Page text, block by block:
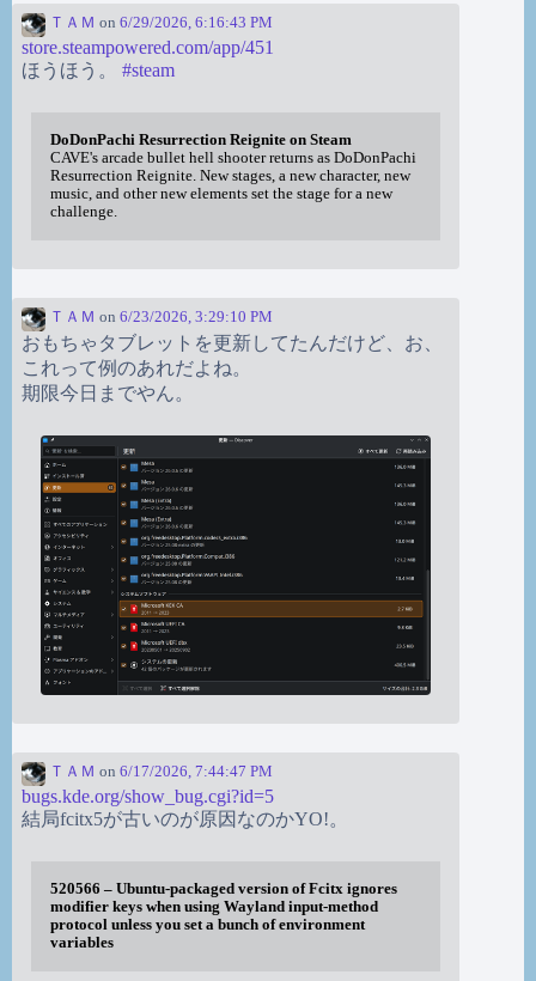
ＴＡＭ on 6/29/2026, 6:16:43 PM
store.steampowered.com/app/451
ほうほう。 #steam
DoDonPachi Resurrection Reignite on Steam
CAVE's arcade bullet hell shooter returns as DoDonPachi
Resurrection Reignite. New stages, a new character, new
music, and other new elements set the stage for a new
challenge.
ＴＡＭ on 6/23/2026, 3:29:10 PM
おもちゃタブレットを更新してたんだけど、お、
これって例のあれだよね。
期限今日までやん。
ＴＡＭ on 6/17/2026, 7:44:47 PM
bugs.kde.org/show_bug.cgi?id=5
結局fcitx5が古いのが原因なのかYO!。
520566 – Ubuntu-packaged version of Fcitx ignores
modifier keys when using Wayland input-method
protocol unless you set a bunch of environment
variables